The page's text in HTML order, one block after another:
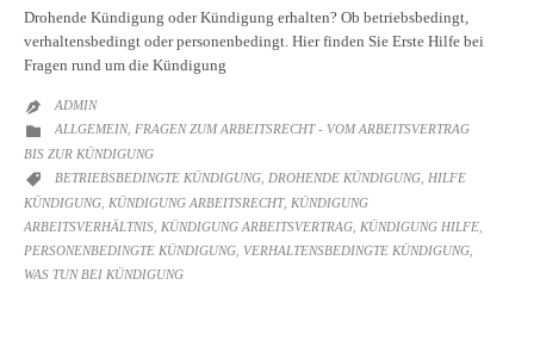
Drohende Kündigung oder Kündigung erhalten? Ob betriebsbedingt,
verhaltensbedingt oder personenbedingt. Hier finden Sie Erste Hilfe bei
Fragen rund um die Kündigung
 ADMIN
 CATEGORY
ALLGEMEIN, FRAGEN ZUM ARBEITSRECHT - VOM ARBEITSVERTRAG
BIS ZUR KÜNDIGUNG
 CATEGORY
BETRIEBSBEDINGTE KÜNDIGUNG DROHENDE KÜNDIGUNG HILFE
KÜNDIGUNG KÜNDIGUNG ARBEITSRECHT, KÜNDIGUNG
ARBEITSVERHÄLTNIS KÜNDIGUNG ARBEITSVERTRAG KÜNDIGUNG HILFE
PERSONENBEDINGTE KÜNDIGUNG VERHALTENSBEDINGTE KÜNDIGUNG
WAS TUN BEI KÜNDIGUNG